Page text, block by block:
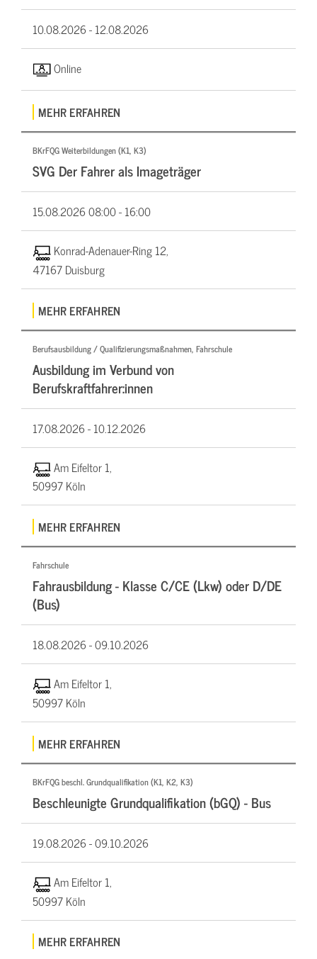
10.08.2026 -12.08.2026
Online
MEHR ERFAHREN
BKrFQG Weiterbildungen (K1, K3)
SVG Der Fahrer als Imageträger
15.08.202608:00 - 16:00
Konrad-Adenauer-Ring 12,
47167 Duisburg
MEHR ERFAHREN
Berufsausbildung / Qualifizierungsmaßnahmen, Fahrschule
Ausbildung im Verbund von
Berufskraftfahrer:innen
17.08.2026 -10.12.2026
Am Eifeltor 1,
50997 Köln
MEHR ERFAHREN
Fahrschule
Fahrausbildung - Klasse C/CE (Lkw) oder D/DE
(Bus)
18.08.2026 -09.10.2026
Am Eifeltor 1,
50997 Köln
MEHR ERFAHREN
BKrFQG beschl. Grundqualifikation (K1, K2, K3)
Beschleunigte Grundqualifikation (bGQ) - Bus
19.08.2026 -09.10.2026
Am Eifeltor 1,
50997 Köln
MEHR ERFAHREN